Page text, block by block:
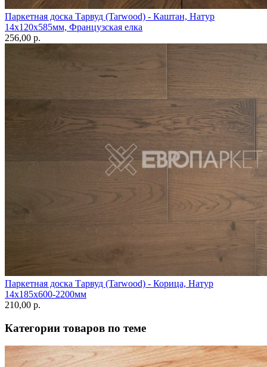
Паркетная доска Тарвуд (Tarwood) - Каштан, Натур
14х120х585мм, Французская елка
256,00 p.
Паркетная доска Тарвуд (Tarwood) - Корица, Натур
14х185х600-2200мм
210,00 p.
Категории товаров по теме